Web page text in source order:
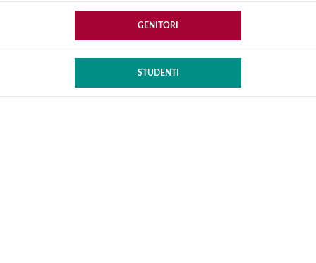
GENITORI
STUDENTI